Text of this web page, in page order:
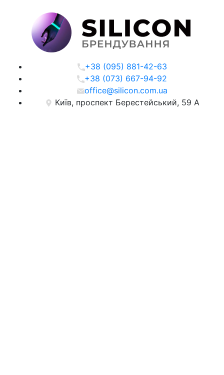
+38 (095) 881-42-63
+38 (073) 667-94-92
office@silicon.com.ua
Київ, проспект Берестейський, 59 А